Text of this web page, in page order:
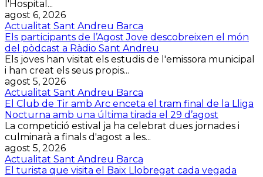
l'Hospital...
agost 6, 2026
Actualitat Sant Andreu Barca
Els participants de l’Agost Jove descobreixen el món
del pòdcast a Ràdio Sant Andreu
Els joves han visitat els estudis de l'emissora municipal
i han creat els seus propis...
agost 5, 2026
Actualitat Sant Andreu Barca
El Club de Tir amb Arc enceta el tram final de la Lliga
Nocturna amb una última tirada el 29 d’agost
La competició estival ja ha celebrat dues jornades i
culminarà a finals d'agost a les...
agost 5, 2026
Actualitat Sant Andreu Barca
El turista que visita el Baix Llobregat cada vegada